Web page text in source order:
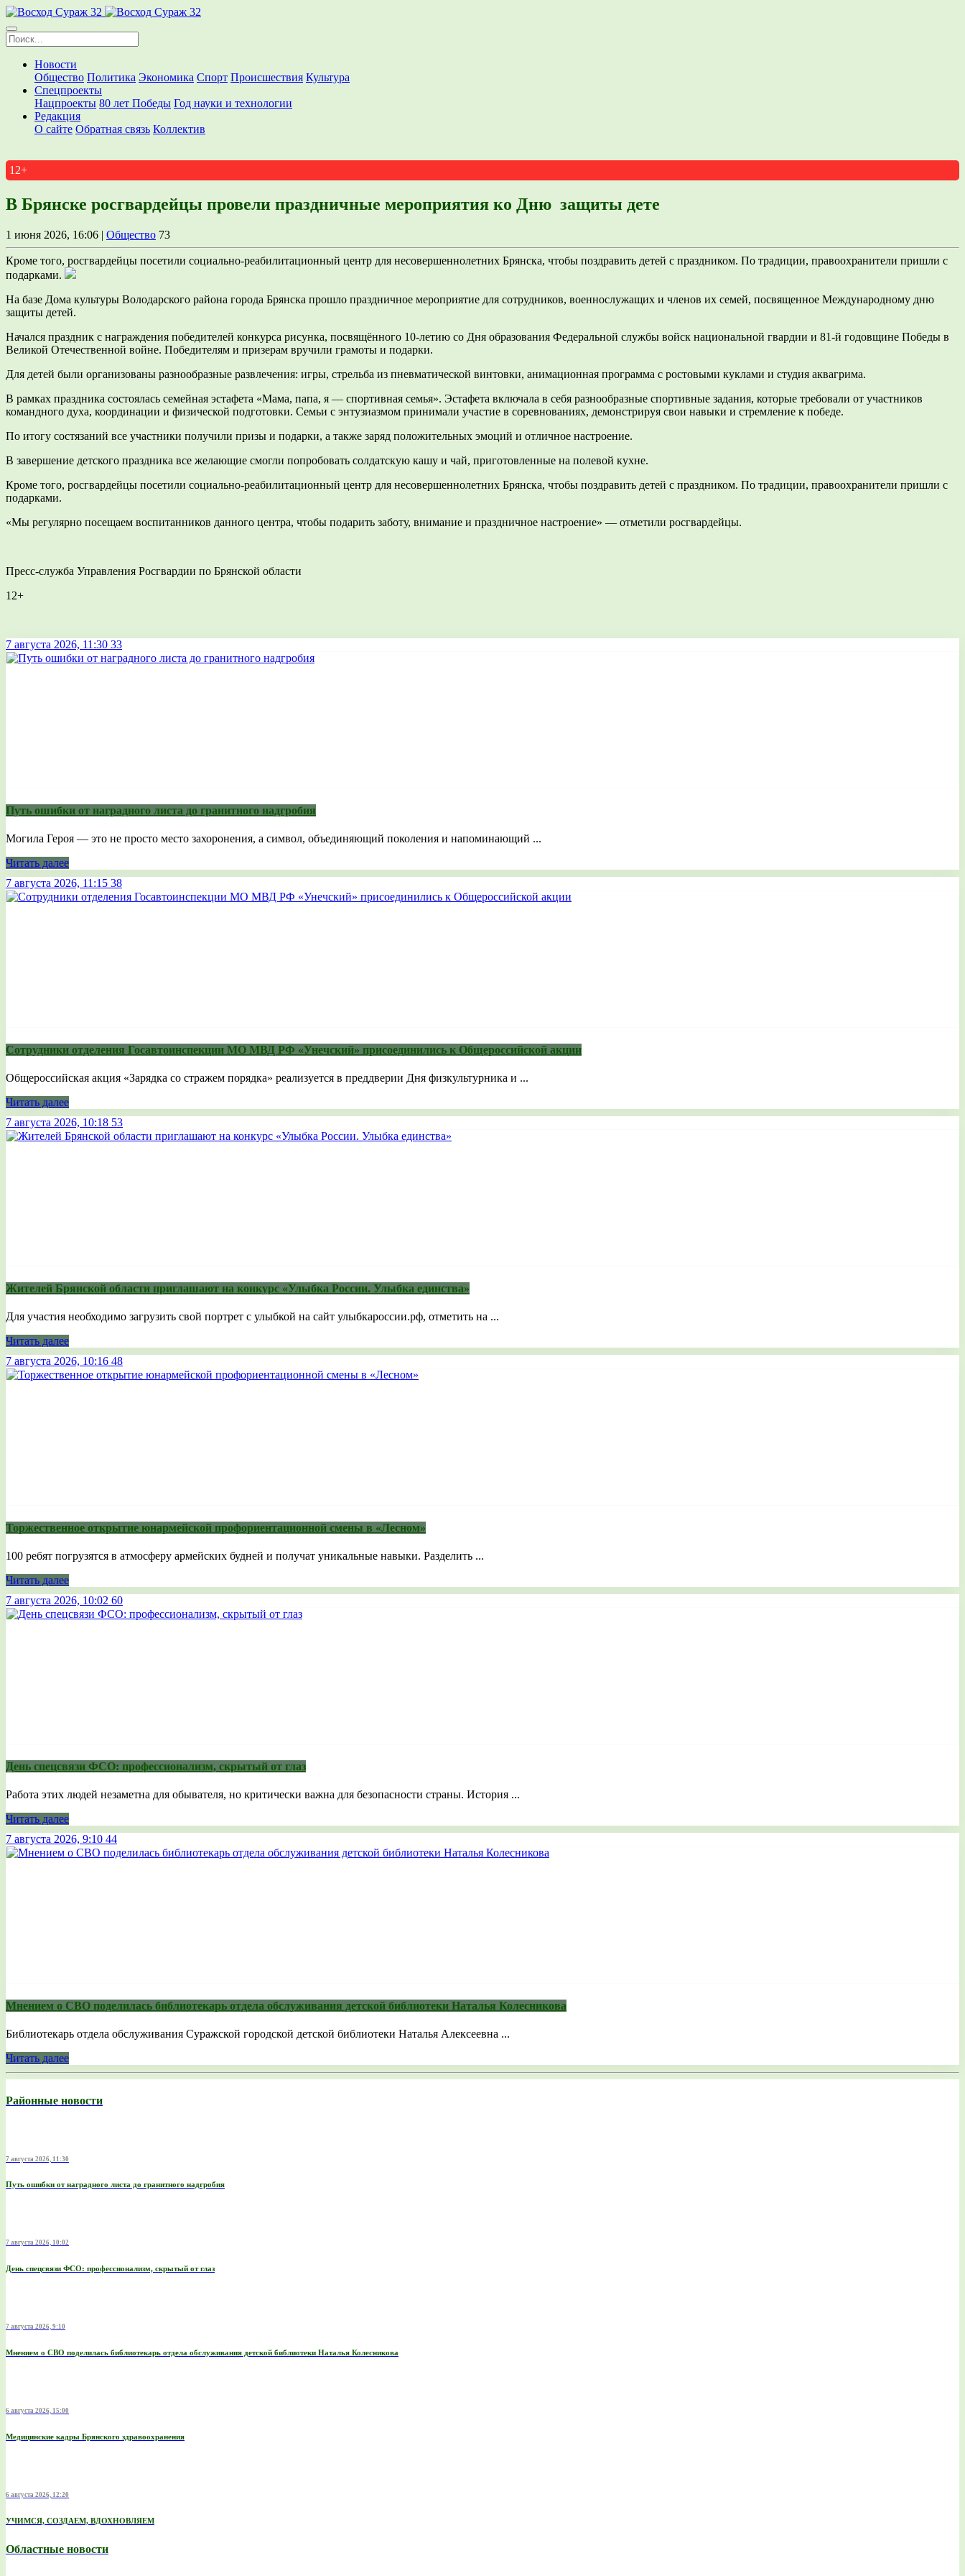
Новости
Общество Политика Экономика Спорт Происшествия Культура
Спецпроекты
Нацпроекты 80 лет Победы Год науки и технологии
Редакция
О сайте Обратная связь Коллектив
12+
В Брянске росгвардейцы провели праздничные мероприятия ко Дню защиты дете
1 июня 2026, 16:06 | Общество 73
Кроме того, росгвардейцы посетили социально-реабилитационный центр для несовершеннолетних Брянска, чтобы поздравить детей с праздником. По традиции, правоохранители пришли с
подарками.
На базе Дома культуры Володарского района города Брянска прошло праздничное мероприятие для сотрудников, военнослужащих и членов их семей, посвященное Международному дню
защиты детей.
Начался праздник с награждения победителей конкурса рисунка, посвящённого 10-летию со Дня образования Федеральной службы войск национальной гвардии и 81-й годовщине Победы в
Великой Отечественной войне. Победителям и призерам вручили грамоты и подарки.
Для детей были организованы разнообразные развлечения: игры, стрельба из пневматической винтовки, анимационная программа с ростовыми куклами и студия аквагрима.
В рамках праздника состоялась семейная эстафета «Мама, папа, я — спортивная семья». Эстафета включала в себя разнообразные спортивные задания, которые требовали от участников
командного духа, координации и физической подготовки. Семьи с энтузиазмом принимали участие в соревнованиях, демонстрируя свои навыки и стремление к победе.
По итогу состязаний все участники получили призы и подарки, а также заряд положительных эмоций и отличное настроение.
В завершение детского праздника все желающие смогли попробовать солдатскую кашу и чай, приготовленные на полевой кухне.
Кроме того, росгвардейцы посетили социально-реабилитационный центр для несовершеннолетних Брянска, чтобы поздравить детей с праздником. По традиции, правоохранители пришли с
подарками.
«Мы регулярно посещаем воспитанников данного центра, чтобы подарить заботу, внимание и праздничное настроение» — отметили росгвардейцы.
Пресс-служба Управления Росгвардии по Брянской области
12+
7 августа 2026, 11:30 33
Путь ошибки от наградного листа до гранитного надгробия
Могила Героя — это не просто место захоронения, а символ, объединяющий поколения и напоминающий ...
Читать далее
7 августа 2026, 11:15 38
Сотрудники отделения Госавтоинспекции МО МВД РФ «Унечский» присоединились к Общероссийской акции
Общероссийская акция «Зарядка со стражем порядка» реализуется в преддверии Дня физкультурника и ...
Читать далее
7 августа 2026, 10:18 53
Жителей Брянской области приглашают на конкурс «Улыбка России. Улыбка единства»
Для участия необходимо загрузить свой портрет с улыбкой на сайт улыбкароссии.рф, отметить на ...
Читать далее
7 августа 2026, 10:16 48
Торжественное открытие юнармейской профориентационной смены в «Лесном»
100 ребят погрузятся в атмосферу армейских будней и получат уникальные навыки. Разделить ...
Читать далее
7 августа 2026, 10:02 60
День спецсвязи ФСО: профессионализм, скрытый от глаз
Работа этих людей незаметна для обывателя, но критически важна для безопасности страны. История ...
Читать далее
7 августа 2026, 9:10 44
Мнением о СВО поделилась библиотекарь отдела обслуживания детской библиотеки Наталья Колесникова
Библиотекарь отдела обслуживания Суражской городской детской библиотеки Наталья Алексеевна ...
Читать далее
Районные новости
7 августа 2026, 11:30
Путь ошибки от наградного листа до гранитного надгробия
7 августа 2026, 10:02
День спецсвязи ФСО: профессионализм, скрытый от глаз
7 августа 2026, 9:10
Мнением о СВО поделилась библиотекарь отдела обслуживания детской библиотеки Наталья Колесникова
6 августа 2026, 15:00
Медицинские кадры Брянского здравоохранения
6 августа 2026, 12:20
УЧИМСЯ, СОЗДАЕМ, ВДОХНОВЛЯЕМ
Областные новости